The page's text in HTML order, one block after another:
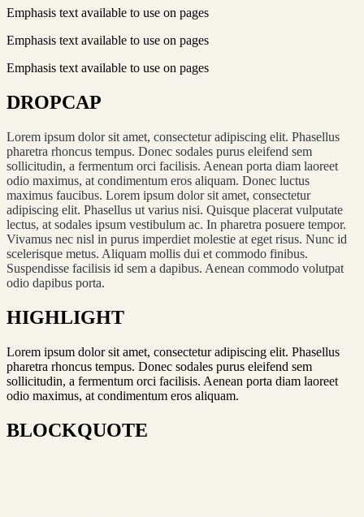
Emphasis text available to use on pages
Emphasis text available to use on pages
Emphasis text available to use on pages
DROPCAP
Lorem ipsum dolor sit amet, consectetur adipiscing elit. Phasellus
pharetra rhoncus tempus. Donec sodales purus eleifend sem
sollicitudin, a fermentum orci facilisis. Aenean porta diam laoreet
odio maximus, at condimentum eros aliquam. Donec luctus
maximus faucibus. Lorem ipsum dolor sit amet, consectetur
adipiscing elit. Phasellus ut varius nisi. Quisque placerat vulputate
lectus, at sodales ipsum vestibulum ac. In pharetra posuere tempor.
Vivamus nec nisl in purus imperdiet molestie at eget risus. Nunc id
scelerisque metus. Aliquam mollis dui et commodo finibus.
Suspendisse facilisis id sem a dapibus. Aenean commodo volutpat
odio dapibus porta.
HIGHLIGHT
Lorem ipsum dolor sit amet, consectetur adipiscing elit. Phasellus
pharetra rhoncus tempus. Donec sodales purus eleifend sem
sollicitudin, a fermentum orci facilisis. Aenean porta diam laoreet
odio maximus, at condimentum eros aliquam.
BLOCKQUOTE